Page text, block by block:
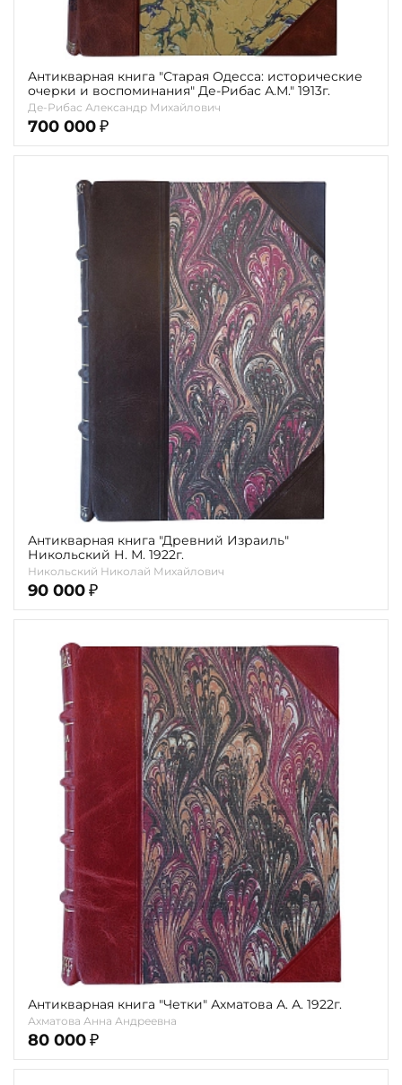
Антикварная книга "Старая Одесса: исторические
очерки и воспоминания" Де-Рибас А.М." 1913г.
Де-Рибас Александр Михайлович
700 000 ₽
Антикварная книга "Древний Израиль"
Никольский Н. М. 1922г.
Никольский Николай Михайлович
90 000 ₽
Антикварная книга "Четки" Ахматова А. А. 1922г.
Ахматова Анна Андреевна
80 000 ₽